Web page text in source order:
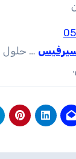
… حلول